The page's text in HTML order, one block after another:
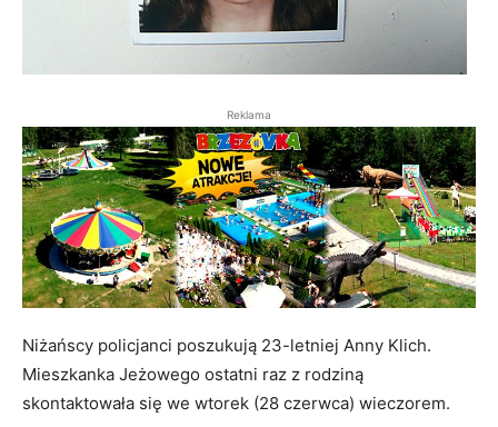
Reklama
Niżańscy policjanci poszukują 23-letniej Anny Klich.
Mieszkanka Jeżowego ostatni raz z rodziną
skontaktowała się we wtorek (28 czerwca) wieczorem.